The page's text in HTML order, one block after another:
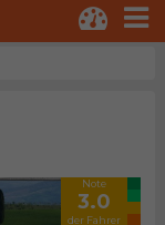
Note
3.0
der Fahrer